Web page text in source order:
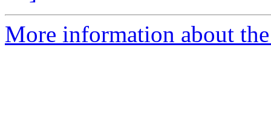
More information about